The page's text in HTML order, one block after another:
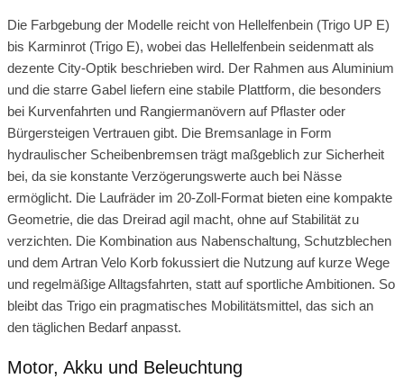
Die Farbgebung der Modelle reicht von Hellelfenbein (Trigo UP E)
bis Karminrot (Trigo E), wobei das Hellelfenbein seidenmatt als
dezente City‑Optik beschrieben wird. Der Rahmen aus Aluminium
und die starre Gabel liefern eine stabile Plattform, die besonders
bei Kurvenfahrten und Rangiermanövern auf Pflaster oder
Bürgersteigen Vertrauen gibt. Die Bremsanlage in Form
hydraulischer Scheibenbremsen trägt maßgeblich zur Sicherheit
bei, da sie konstante Verzögerungswerte auch bei Nässe
ermöglicht. Die Laufräder im 20‑Zoll‑Format bieten eine kompakte
Geometrie, die das Dreirad agil macht, ohne auf Stabilität zu
verzichten. Die Kombination aus Nabenschaltung, Schutzblechen
und dem Artran Velo Korb fokussiert die Nutzung auf kurze Wege
und regelmäßige Alltagsfahrten, statt auf sportliche Ambitionen. So
bleibt das Trigo ein pragmatisches Mobilitätsmittel, das sich an
den täglichen Bedarf anpasst.
Motor, Akku und Beleuchtung